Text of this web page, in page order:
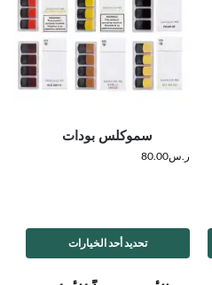
سموكلس بودات
ر.س80.00
تحديد أحد الخيارات